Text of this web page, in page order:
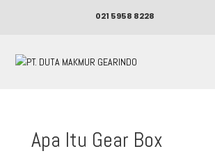
021 5958 8228
Apa Itu Gear Box